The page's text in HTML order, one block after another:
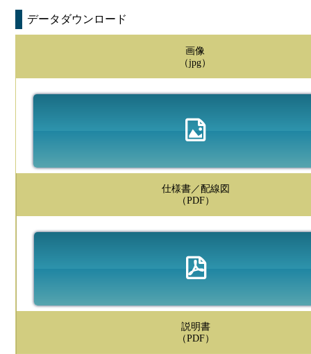
データダウンロード
画像
（jpg）
仕様書／配線図
（PDF）
説明書
（PDF）